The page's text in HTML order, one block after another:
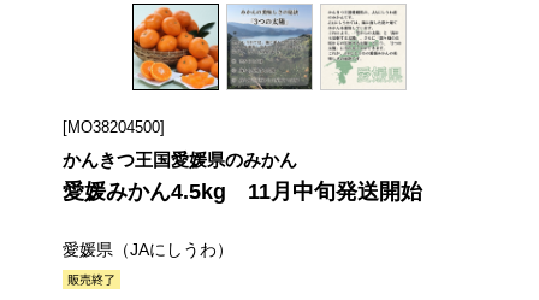
[MO38204500]
かんきつ王国愛媛県のみかん
愛媛みかん4.5kg 11月中旬発送開始
愛媛県（JAにしうわ）